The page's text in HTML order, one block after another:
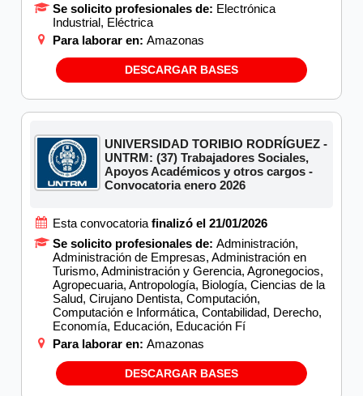
Se solicito profesionales de: Electrónica
Industrial, Eléctrica
Para laborar en: Amazonas
DESCARGAR BASES
UNIVERSIDAD TORIBIO RODRÍGUEZ -
UNTRM: (37) Trabajadores Sociales,
Apoyos Académicos y otros cargos -
Convocatoria enero 2026
Esta convocatoria finalizó el 21/01/2026
Se solicito profesionales de: Administración,
Administración de Empresas, Administración en
Turismo, Administración y Gerencia, Agronegocios,
Agropecuaria, Antropología, Biología, Ciencias de la
Salud, Cirujano Dentista, Computación,
Computación e Informática, Contabilidad, Derecho,
Economía, Educación, Educación Fí
Para laborar en: Amazonas
DESCARGAR BASES